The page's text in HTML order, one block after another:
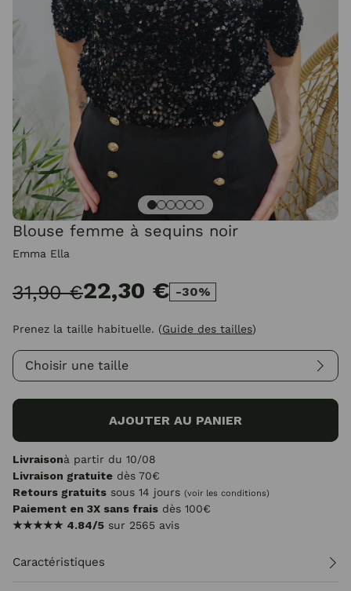
Blouse femme à sequins noir
Emma Ella
31,90 €22,30 € -30%
Prenez la taille habituelle. (Guide des tailles)
Choisir une taille
AJOUTER AU PANIER
Livraisonà partir du 10/08
Livraison gratuite dès 70€
Retours gratuits sous 14 jours (voir les conditions)
Paiement en 3X sans frais dès 100€
★★★★★ 4.84/5 sur 2565 avis
Caractéristiques